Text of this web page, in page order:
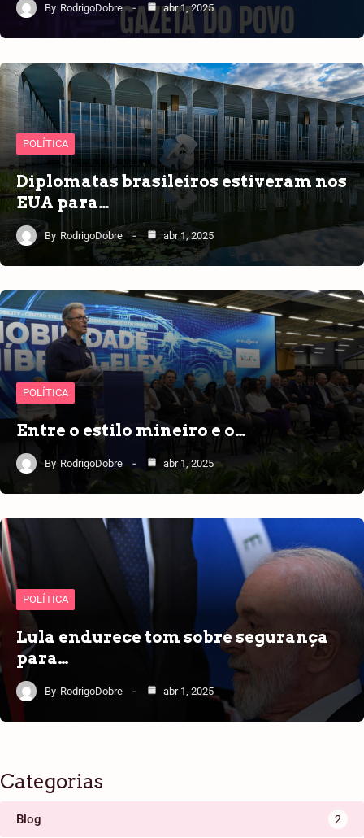
By RodrigoDobre abr 1, 2025
POLÍTICA
Diplomatas brasileiros estiveram nos
EUA para…
By RodrigoDobre abr 1, 2025
POLÍTICA
Entre o estilo mineiro e o…
By RodrigoDobre abr 1, 2025
POLÍTICA
Lula endurece tom sobre segurança
para…
By RodrigoDobre abr 1, 2025
Categorias
Blog 2